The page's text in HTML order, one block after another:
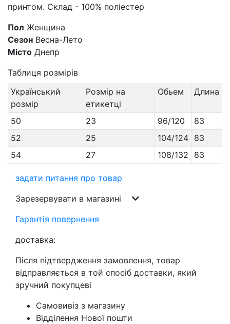
принтом. Склад - 100% поліестер
Пол Женщина
Сезон Весна-Лето
Місто Днепр
Таблиця розмірів
Український
розмір
Розмір на
етикетці
Обьем Длина
50 23 96/120
83
52
25 104/124
83
54
27 108/132 83
задати питання про товар
Зарезервувати в магазині
Гарантія повернення
доставка:
Після підтвердження замовлення, товар
відправляється в той спосіб доставки, який
зручний покупцеві
Самовивіз з магазину
Відділення Нової пошти